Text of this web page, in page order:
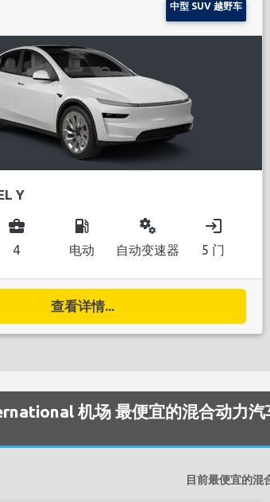
中型 SUV 越野车
Y
business_center
4
local_gas_station
电动
miscellaneous_services
自动变速器
login
5 门
查看详情...
机场 最便宜的混合动力汽
目前最便宜的混